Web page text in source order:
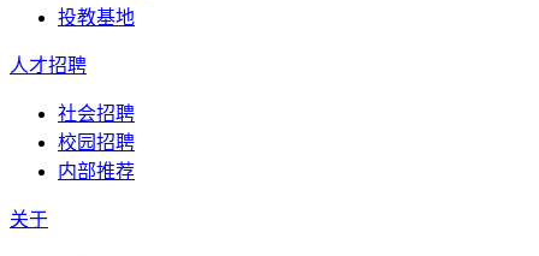
投教基地
人才招聘
社会招聘
校园招聘
内部推荐
关于